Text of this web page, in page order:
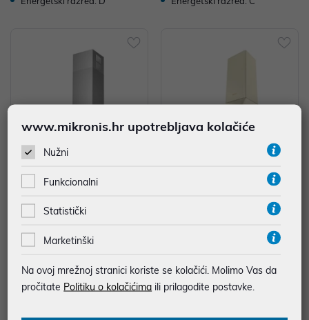
Amica Napa OKP6221Z, kaminsk
109,00 €
Dodatnih -5% uz PROMO KOD
Energetski razred: C
Amica Napa OKC 6212 RM, Retr
PROMO KOD
www.mikronis.hr upotrebljava kolačiće
Nužni
Funkcionalni
Statistički
Marketinški
Na ovoj mrežnoj stranici koriste se kolačići. Molimo Vas da
pročitate Politiku o kolačićima ili prilagodite postavke.